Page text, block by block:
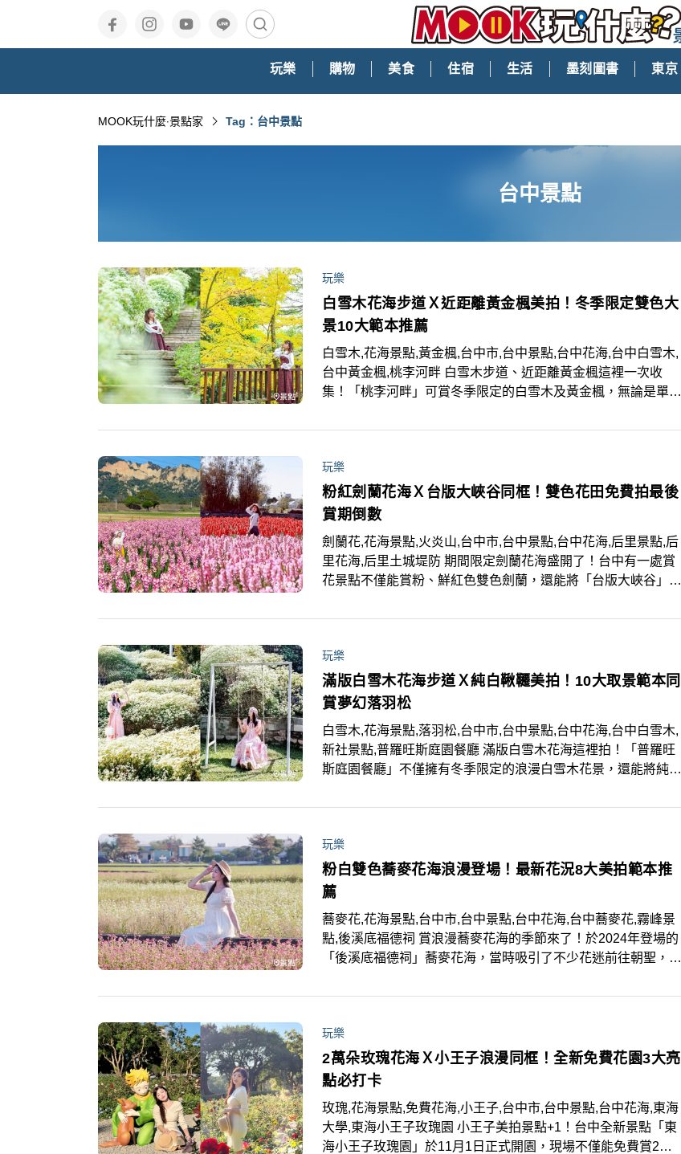
玩樂 購物 美食 住宿 生活 墨刻圖書 東京
MOOK玩什麼‧景點家 Tag：台中景點
台中景點
玩樂
白雪木花海步道Ｘ近距離黃金楓美拍！冬季限定雙色大
景10大範本推薦
白雪木,花海景點,黃金楓,台中市,台中景點,台中花海,台中白雪木,
台中黃金楓,桃李河畔 白雪木步道、近距離黃金楓這裡一次收
集！「桃李河畔」可賞冬季限定的白雪木及黃金楓，無論是單一
記起來！
玩樂
粉紅劍蘭花海Ｘ台版大峽谷同框！雙色花田免費拍最後
賞期倒數
劍蘭花,花海景點,火炎山,台中市,台中景點,台中花海,后里景點,后
里花海,后里土城堤防 期間限定劍蘭花海盛開了！台中有一處賞
花景點不僅能賞粉、鮮紅色雙色劍蘭，還能將「台版大峽谷」火
玩樂
滿版白雪木花海步道Ｘ純白鞦韆美拍！10大取景範本同
賞夢幻落羽松
白雪木,花海景點,落羽松,台中市,台中景點,台中花海,台中白雪木,
新社景點,普羅旺斯庭園餐廳 滿版白雪木花海這裡拍！「普羅旺
斯庭園餐廳」不僅擁有冬季限定的浪漫白雪木花景，還能將純白
報筆記起來！
玩樂
粉白雙色蕎麥花海浪漫登場！最新花況8大美拍範本推
薦
蕎麥花,花海景點,台中市,台中景點,台中花海,台中蕎麥花,霧峰景
點,後溪底福德祠 賞浪漫蕎麥花海的季節來了！於2024年登場的
「後溪底福德祠」蕎麥花海，當時吸引了不少花迷前往朝聖，今
美照，快將最新花況、8大美拍範本筆記起來！
玩樂
2萬朵玫瑰花海Ｘ小王子浪漫同框！全新免費花園3大亮
點必打卡
玫瑰,花海景點,免費花海,小王子,台中市,台中景點,台中花海,東海
大學,東海小王子玫瑰園 小王子美拍景點+1！台中全新景點「東
海小王子玫瑰園」於11月1日正式開園，現場不僅能免費賞2萬